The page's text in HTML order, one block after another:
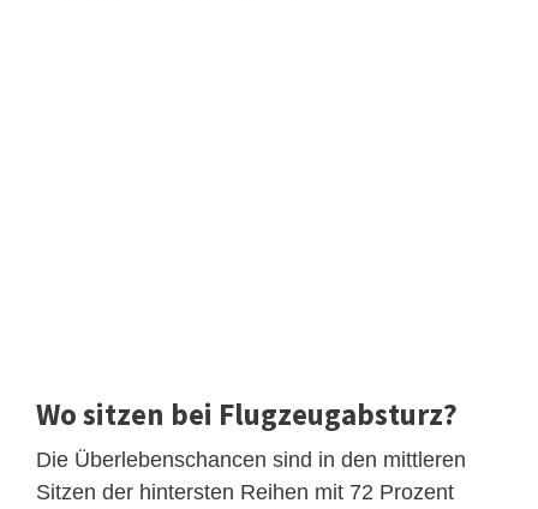
Wo sitzen bei Flugzeugabsturz?
Die Überlebenschancen sind in den mittleren
Sitzen der hintersten Reihen mit 72 Prozent